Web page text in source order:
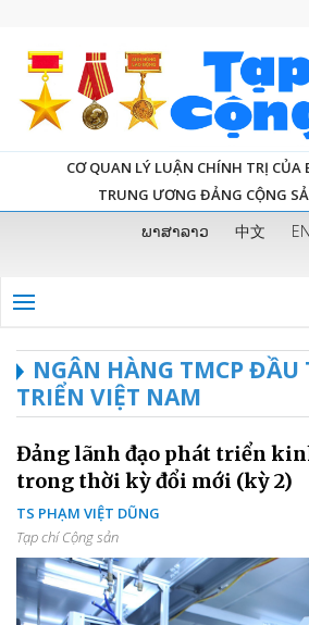
CƠ QUAN LÝ LUẬN CHÍNH TRỊ CỦA
TRUNG ƯƠNG ĐẢNG CỘNG
ພາສາລາວ 中文
NGÂN HÀNG TMCP ĐẦU
TRIỂN VIỆT NAM
Đảng lãnh đạo phát triển
trong thời kỳ đổi mới (kỳ 2)
TS PHẠM VIỆT DŨNG
Tạp chí Cộng sản